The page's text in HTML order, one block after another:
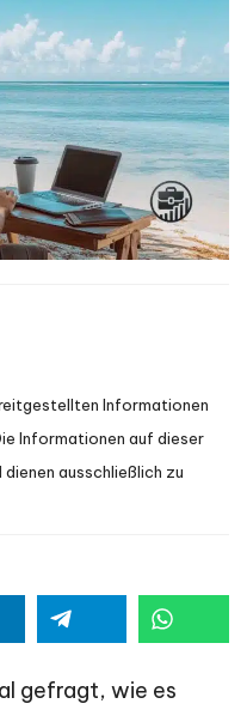
Informationen
Informationen auf dieser
ausschließlich zu
gefragt, wie es